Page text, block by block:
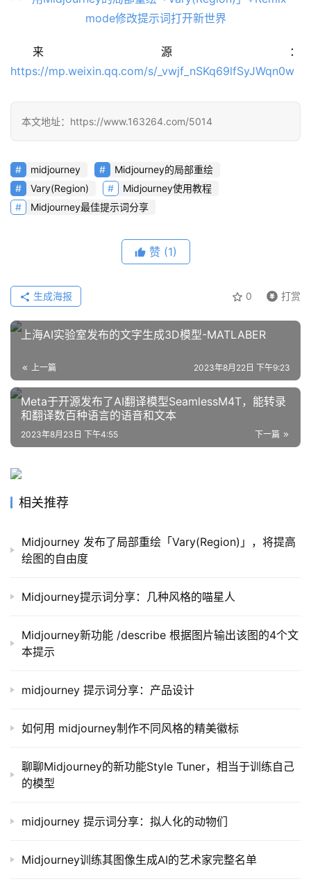
来源：
https://mp.weixin.qq.com/s/_vwjf_nSKq69lfSyJWqn0w
本文地址：https://www.163264.com/5014
midjourney
Midjourney的局部重绘
Vary(Region)
Midjourney使用教程
Midjourney最佳提示词分享
赞 (1)
0 打赏
生成海报
上海AI实验室发布的文字生成3D模型-MATLABER
上一篇 2023年8月22日 下午9:23
Meta于开源发布了AI翻译模型SeamlessM4T，能转录
和翻译数百种语言的语音和文本
下一篇
2023年8月23日 下午4:55
相关推荐
Midjourney 发布了局部重绘「Vary(Region)」，将提高
绘图的自由度
Midjourney提示词分享：几种风格的喵星人
Midjourney新功能 /describe 根据图片输出该图的4个文
本提示
midjourney 提示词分享：产品设计
如何用 midjourney制作不同风格的精美徽标
聊聊Midjourney的新功能Style Tuner，相当于训练自己
的模型
midjourney 提示词分享：拟人化的动物们
Midjourney训练其图像生成AI的艺术家完整名单